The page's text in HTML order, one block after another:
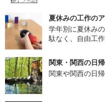
夏休みの工作の
学年別に夏休み
駄なく、自由工
関東・関西の日
関東や関西の日